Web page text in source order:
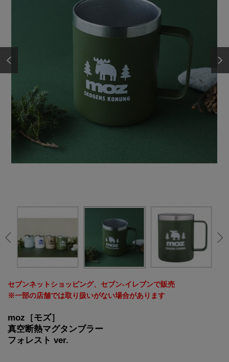
セブンネットショッピング、セブン‐イレブンで販売
※一部の店舗では取り扱いがない場合があります
moz［モズ］
真空断熱マグタンブラー
フォレスト ver.